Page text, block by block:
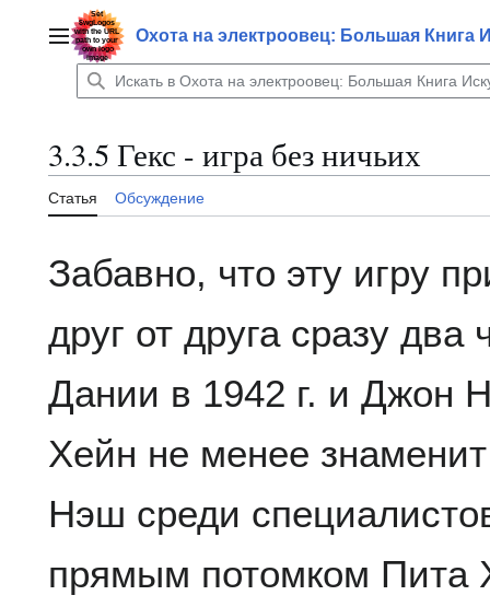
содержаниюГлавное менюОхота на электроовец: Большая Книга
3.3.5 Гекс - игра без ничьих
Статья Обсуждение
Забавно, что эту игру
друг от друга сразу
Дании в 1942 г. и Джон
Хейн не менее
Нэш среди
прямым потомком Пита